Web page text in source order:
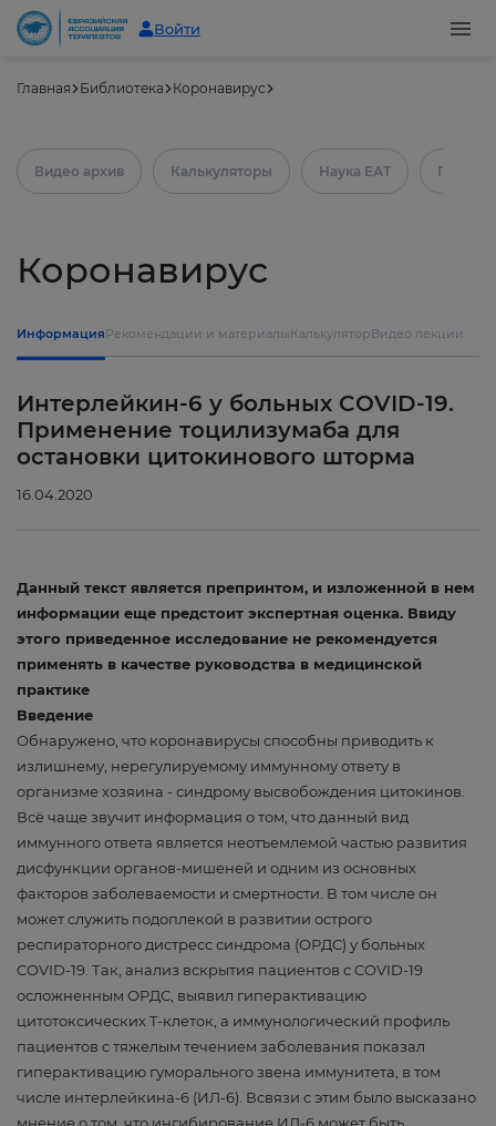
Войти
Главная Библиотека Коронавирус
Видео архив Калькуляторы Наука ЕАТ
Коронавирус
ИнформацияРекомендации и материалыКалькуляторВидео лекции
Интерлейкин-6 у больных COVID-19.
Применение тоцилизумаба для
остановки цитокинового шторма
16.04.2020
Данный текст является препринтом, и изложенной в нем
информации еще предстоит экспертная оценка. Ввиду
этого приведенное исследование не рекомендуется
применять в качестве руководства в медицинской
практике
Введение
Обнаружено, что коронавирусы способны приводить к
излишнему, нерегулируемому иммунному ответу в
организме хозяина - синдрому высвобождения цитокинов.
Всё чаще звучит информация о том, что данный вид
иммунного ответа является неотъемлемой частью развития
дисфункции органов-мишеней и одним из основных
факторов заболеваемости и смертности. В том числе он
может служить подоплекой в развитии острого
респираторного дистресс синдрома (ОРДС) у больных
COVID-19. Так, анализ вскрытия пациентов с COVID-19
осложненным ОРДС, выявил гиперактивацию
цитотоксических T-клеток, а иммунологический профиль
пациентов с тяжелым течением заболевания показал
гиперактивацию гуморального звена иммунитета, в том
числе интерлейкина-6 (ИЛ-6). Всвязи с этим было высказано